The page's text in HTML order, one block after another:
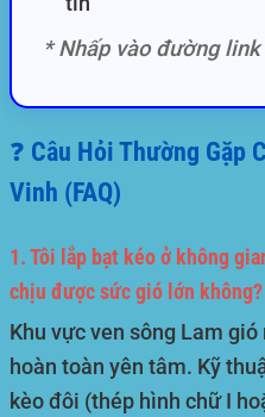
* Nhấp vào đường
❓ Câu Hỏi Thường Gặp
Vinh (FAQ)
1. Tôi lắp bạt kéo ở không
chịu được sức gió lớn không?
Khu vực ven sông Lam
hoàn toàn yên tâm. Kỹ
kèo đôi (thép hình chữ I